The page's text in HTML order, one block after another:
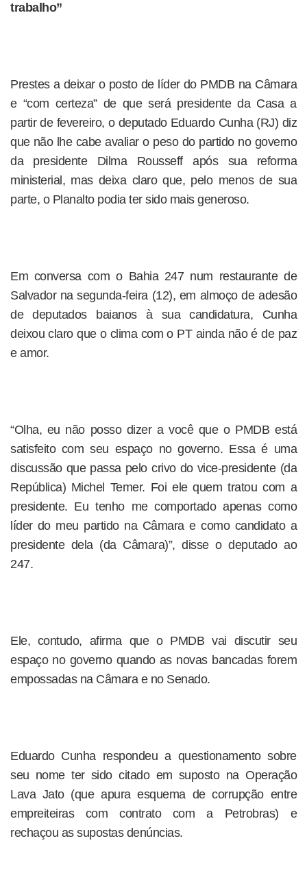
trabalho”
Prestes a deixar o posto de líder do PMDB na Câmara
e “com certeza” de que será presidente da Casa a
partir de fevereiro, o deputado Eduardo Cunha (RJ) diz
que não lhe cabe avaliar o peso do partido no governo
da presidente Dilma Rousseff após sua reforma
ministerial, mas deixa claro que, pelo menos de sua
parte, o Planalto podia ter sido mais generoso.
Em conversa com o Bahia 247 num restaurante de
Salvador na segunda-feira (12), em almoço de adesão
de deputados baianos à sua candidatura, Cunha
deixou claro que o clima com o PT ainda não é de paz
e amor.
“Olha, eu não posso dizer a você que o PMDB está
satisfeito com seu espaço no governo. Essa é uma
discussão que passa pelo crivo do vice-presidente (da
República) Michel Temer. Foi ele quem tratou com a
presidente. Eu tenho me comportado apenas como
líder do meu partido na Câmara e como candidato a
presidente dela (da Câmara)”, disse o deputado ao
247.
Ele, contudo, afirma que o PMDB vai discutir seu
espaço no governo quando as novas bancadas forem
empossadas na Câmara e no Senado.
Eduardo Cunha respondeu a questionamento sobre
seu nome ter sido citado em suposto na Operação
Lava Jato (que apura esquema de corrupção entre
empreiteiras com contrato com a Petrobras) e
rechaçou as supostas denúncias.